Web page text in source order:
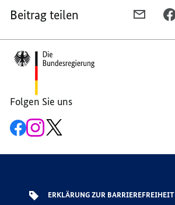
Beitrag teilen
MAIL
Footer-
Bereich
Folgen Sie uns
Zur
Facebook-
Zum
Instagram-
ERKLÄRUNG ZUR BARRIEREFREIHEIT